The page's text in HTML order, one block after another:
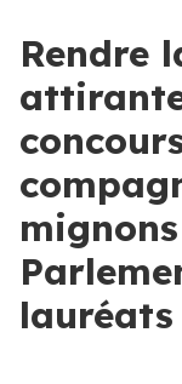
Rendre
lauréats